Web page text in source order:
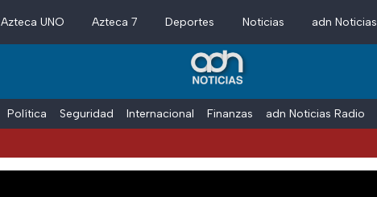
Azteca UNO Azteca 7 Deportes Noticias adn Noticias
Política Seguridad Internacional Finanzas adn Noticias Radio